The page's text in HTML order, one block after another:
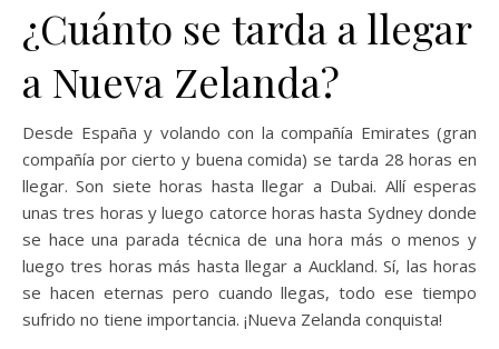
¿Cuánto se tarda a llegar
a Nueva Zelanda?
Desde España y volando con la compañía Emirates (gran
compañía por cierto y buena comida) se tarda 28 horas en
llegar. Son siete horas hasta llegar a Dubai. Allí esperas
unas tres horas y luego catorce horas hasta Sydney donde
se hace una parada técnica de una hora más o menos y
luego tres horas más hasta llegar a Auckland. Sí, las horas
se hacen eternas pero cuando llegas, todo ese tiempo
sufrido no tiene importancia. ¡Nueva Zelanda conquista!